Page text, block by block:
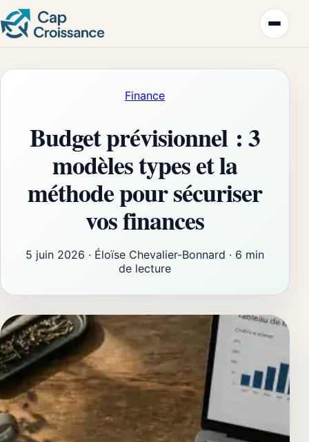
Finance
Budget prévisionnel : 3
modèles types et la
méthode pour sécuriser
vos finances
5 juin 2026 · Éloïse Chevalier-Bonnard · 6 min
de lecture